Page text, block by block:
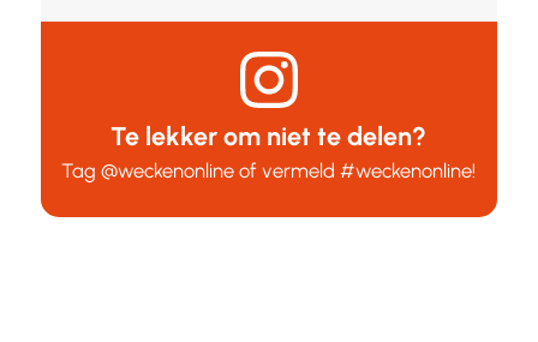
Te lekker om niet te delen?
Tag@weckenonline of vermeld#weckenonline!